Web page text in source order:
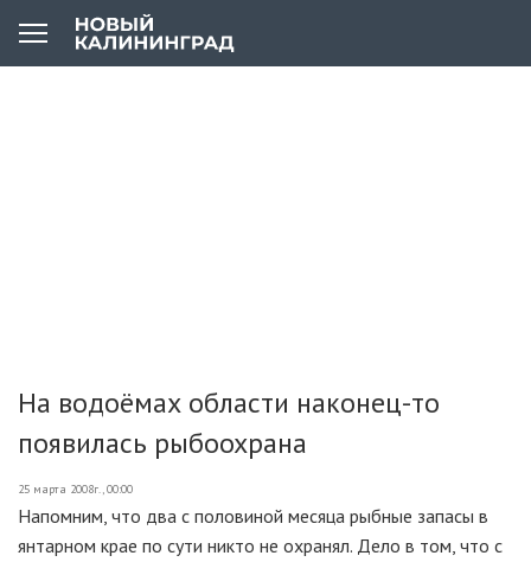
На водоёмах области наконец-то
появилась рыбоохрана
25 марта 2008г., 00:00
Напомним, что два с половиной месяца рыбные запасы в
янтарном крае по сути никто не охранял. Дело в том, что с